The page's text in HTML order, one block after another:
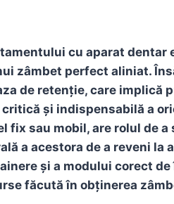
cu aparat dentar
zâmbet perfect aliniat.
de retenție, care implică
critică și indispensabilă a
fix sau mobil, are rolul de
a acestora de a reveni
și a modului corect
făcută în obținerea